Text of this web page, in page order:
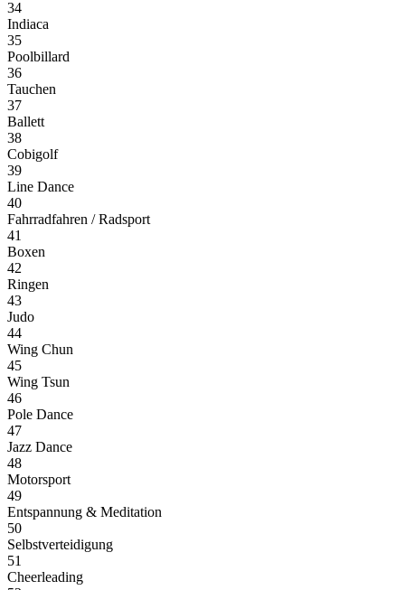
34
Indiaca
35
Poolbillard
36
Tauchen
37
Ballett
38
Cobigolf
39
Line Dance
40
Fahrradfahren / Radsport
41
Boxen
42
Ringen
43
Judo
44
Wing Chun
45
Wing Tsun
46
Pole Dance
47
Jazz Dance
48
Motorsport
49
Entspannung & Meditation
50
Selbstverteidigung
51
Cheerleading